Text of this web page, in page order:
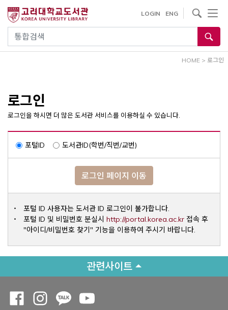
건
통합검색
LOGIN ENG
사이트내 검색
HOME > 로그인
로그인
로그인을 하시면 더 많은 도서관 서비스를 이용하실 수 있습니다.
포털ID 도서관ID(학번/직번/교번)
로그인 페이지 이동
포털 ID 사용자는 도서관 ID 로그인이 불가합니다.
포털 ID 및 비밀번호 분실시 http://portal.korea.ac.krOpens a
접속 후
"아이디/비밀번호 찾기" 기능을 이용하여 주시기 바랍니다.
관련사이트
Opens a new window
Opens a new window
Opens a new window